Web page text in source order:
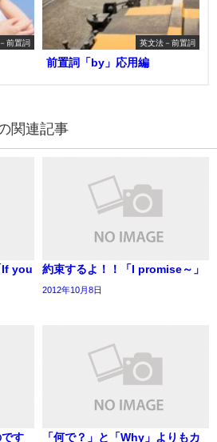
前置詞 英文法－前置詞
前置詞「by」応用編
関連記事
If you
約束するよ！！「I promise～」
2012年10月8日
す 「何で？」と「Why」よりもカ